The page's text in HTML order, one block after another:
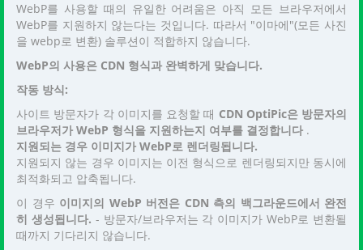
WebP를 사용할 때의 유일한 어려움은 아직 모든 브라우저에서
WebP를 지원하지 않는다는 것입니다. 따라서 "이마에"(모든 사진
을 webp로 변환) 솔루션이 적합하지 않습니다.
WebP의 사용은 CDN 형식과 완벽하게 맞습니다.
작동 방식:
사이트 방문자가 각 이미지를 요청할 때 CDN OptiPic은 방문자의
브라우저가 WebP 형식을 지원하는지 여부를 결정합니다 .
지원되는 경우 이미지가 WebP로 렌더링됩니다.
지원되지 않는 경우 이미지는 이전 형식으로 렌더링되지만 동시에
최적화되고 압축됩니다.
이 경우 이미지의 WebP 버전은 CDN 측의 백그라운드에서 완전
히 생성됩니다. - 방문자/브라우저는 각 이미지가 WebP로 변환될
때까지 기다리지 않습니다.